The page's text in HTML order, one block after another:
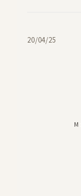
M
20/04/25